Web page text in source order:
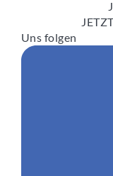
Uns folgen